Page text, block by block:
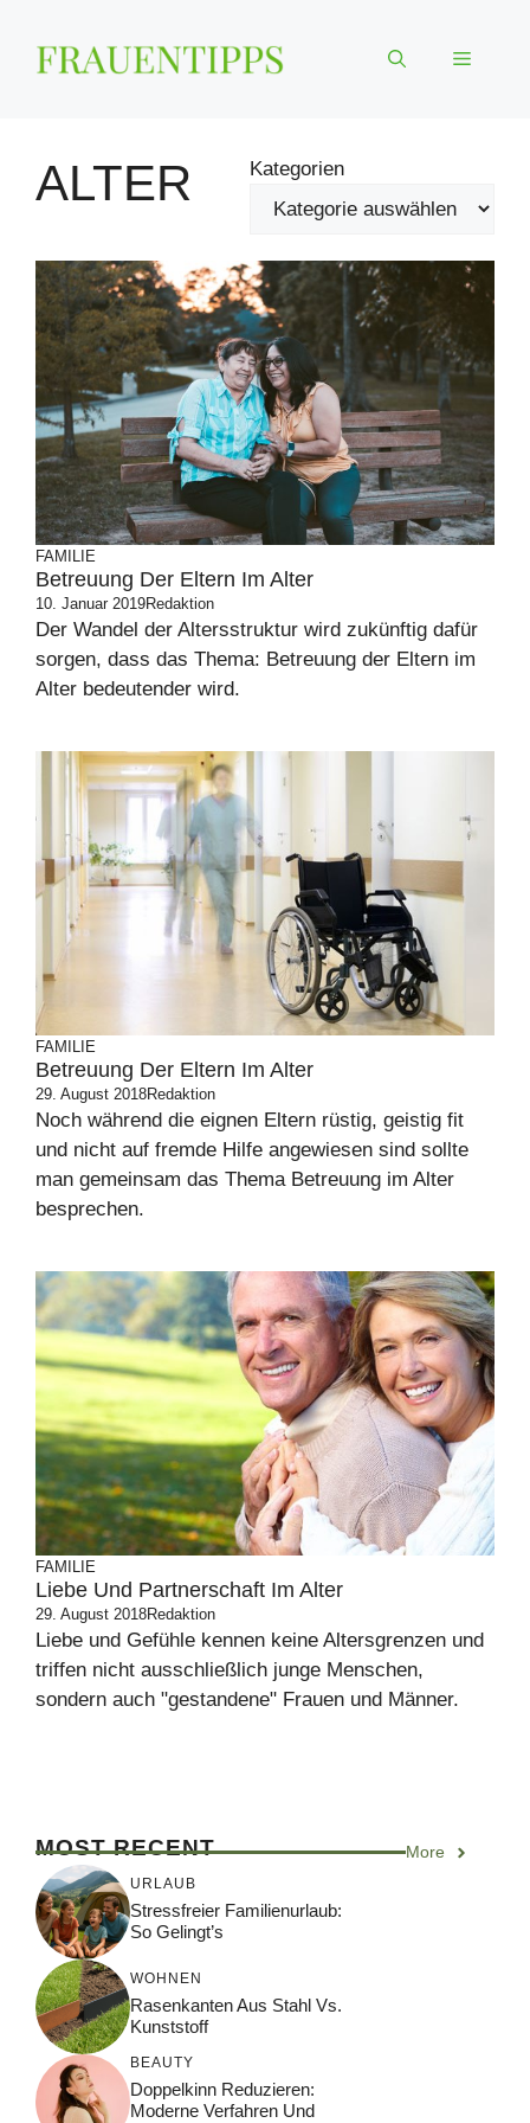
Inhalt
springen
Menü
ALTER Kategorien
FAMILIE
Betreuung Der Eltern Im Alter
10. Januar 2019Redaktion
Der Wandel der Altersstruktur wird zukünftig dafür
sorgen, dass das Thema: Betreuung der Eltern im
Alter bedeutender wird.
FAMILIE
Betreuung Der Eltern Im Alter
29. August 2018Redaktion
Noch während die eignen Eltern rüstig, geistig fit
und nicht auf fremde Hilfe angewiesen sind sollte
man gemeinsam das Thema Betreuung im Alter
besprechen.
FAMILIE
Liebe Und Partnerschaft Im Alter
29. August 2018Redaktion
Liebe und Gefühle kennen keine Altersgrenzen und
triffen nicht ausschließlich junge Menschen,
sondern auch "gestandene" Frauen und Männer.
MOST RECENT More
URLAUB
Stressfreier Familienurlaub:
So Gelingt’s
WOHNEN
Rasenkanten Aus Stahl Vs.
Kunststoff
BEAUTY
Doppelkinn Reduzieren:
Moderne Verfahren Und